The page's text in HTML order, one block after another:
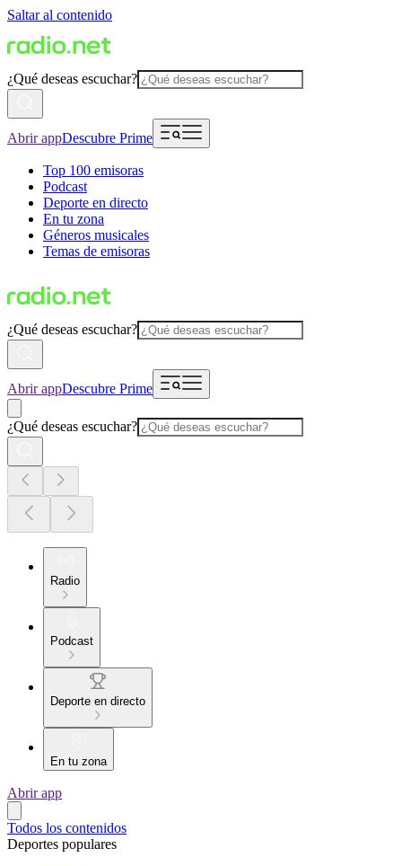
Saltar al contenido
¿Qué deseas escuchar?
Abrir appDescubre Prime
Top 100 emisoras
Podcast
Deporte en directo
En tu zona
Géneros musicales
Temas de emisoras
¿Qué deseas escuchar?
Abrir appDescubre Prime
¿Qué deseas escuchar?
Radio
Podcast
Deporte en directo
En tu zona
Abrir app
Todos los contenidos
Deportes populares